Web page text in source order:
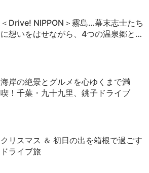
＜Drive! NIPPON＞霧島…幕末志士たち
に想いをはせながら、4つの温泉郷と…
海岸の絶景とグルメを心ゆくまで満
喫！千葉・九十九里、銚子ドライブ
クリスマス ＆ 初日の出を箱根で過ごす
ドライブ旅